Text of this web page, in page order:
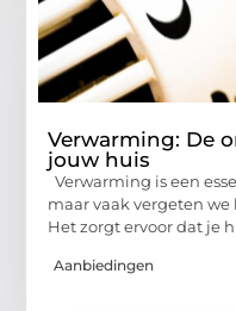
Verwarming: De
jouw huis
Verwarming is een
maar vaak vergeten
Het zorgt ervoor dat je
Aanbiedingen